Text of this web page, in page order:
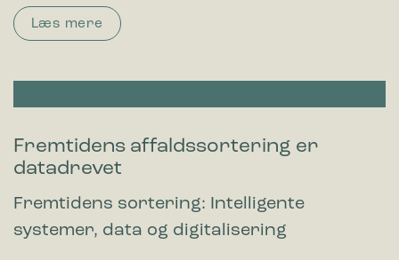
Læs mere
Fremtidens affaldssortering er
datadrevet
Fremtidens sortering: Intelligente
systemer, data og digitalisering